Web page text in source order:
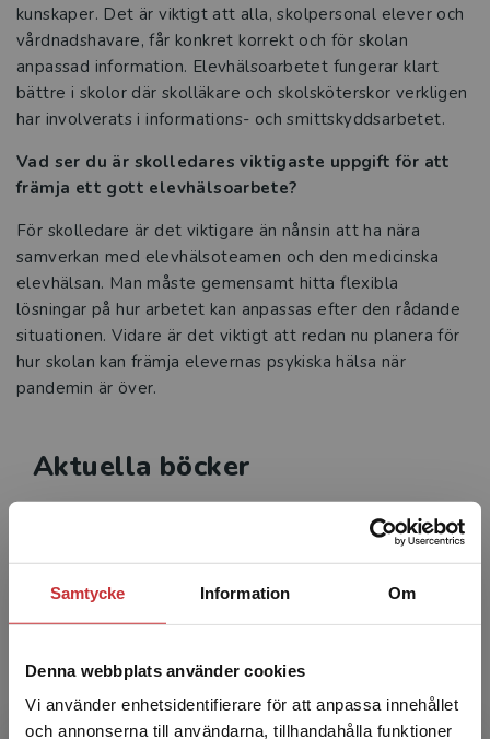
Samtycke Information Om
Denna webbplats använder cookies
Vi använder enhetsidentifierare för att anpassa innehållet
och annonserna till användarna, tillhandahålla funktioner
kunskaper. Det är viktigt att alla, skolpersonal elever och
vårdnadshavare, får konkret korrekt och för skolan
anpassad information. Elevhälsoarbetet fungerar klart
bättre i skolor där skolläkare och skolsköterskor verkligen
har involverats i informations- och smittskyddsarbetet.
Vad ser du är skolledares viktigaste uppgift för att
främja ett gott elevhälsoarbete?
För skolledare är det viktigare än nånsin att ha nära
samverkan med elevhälsoteamen och den medicinska
elevhälsan. Man måste gemensamt hitta flexibla
lösningar på hur arbetet kan anpassas efter den rådande
situationen. Vidare är det viktigt att redan nu planera för
hur skolan kan främja elevernas psykiska hälsa när
pandemin är över.
Aktuella böcker